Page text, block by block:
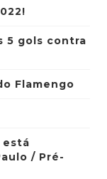
5 gols contra
Flamengo
está
/ Pré-